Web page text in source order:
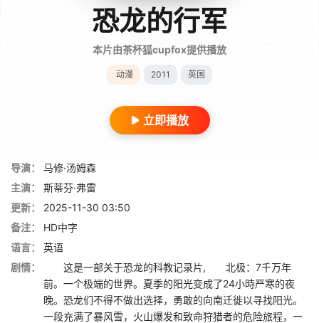
恐龙的行军
本片由茶杯狐cupfox提供播放
动漫 2011 英国
立即播放
导演：
马修·汤姆森
主演：
斯蒂芬·弗雷
更新：
2025-11-30 03:50
备注：
HD中字
语言：
英语
剧情：
这是一部关于恐龙的科教记录片, 北极：7千万年
前。一个极端的世界。夏季的阳光变成了24小時严寒的夜
晚。恐龙们不得不做出选择，勇敢的向南迁徙以寻找阳光。
一段充满了暴风雪，火山爆发和致命狩猎者的危险旅程，一